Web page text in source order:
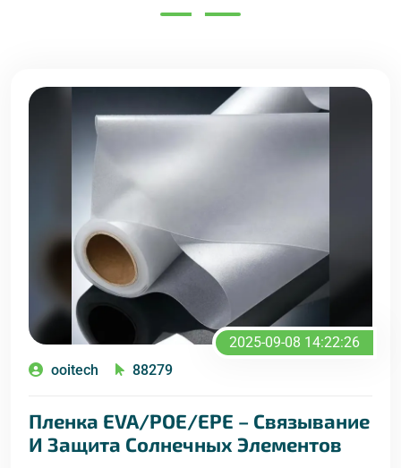
2025-09-08 14:22:26
ooitech
88279
Пленка EVA/POE/EPE – Связывание
И Защита Солнечных Элементов